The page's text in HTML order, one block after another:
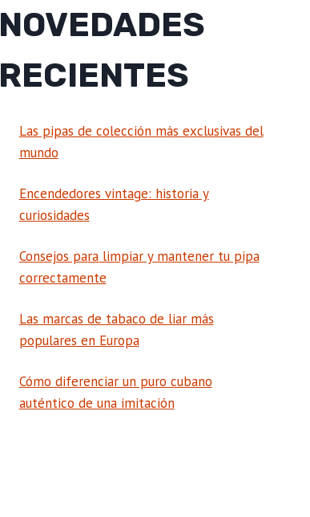
NOVEDADES
RECIENTES
Las pipas de colección más exclusivas del
mundo
Encendedores vintage: historia y
curiosidades
Consejos para limpiar y mantener tu pipa
correctamente
Las marcas de tabaco de liar más
populares en Europa
Cómo diferenciar un puro cubano
auténtico de una imitación